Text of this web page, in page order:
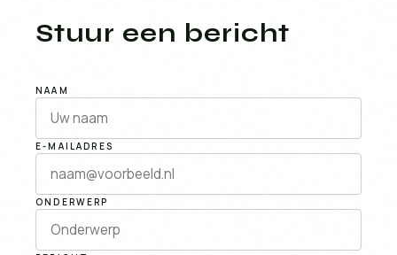
Stuur een bericht
NAAM
E-MAILADRES
ONDERWERP